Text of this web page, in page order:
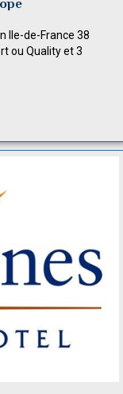
Ile-de-France 38
ou Quality et 3